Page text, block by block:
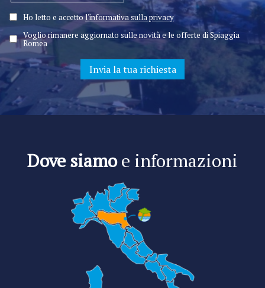
Ho letto e accettol'informativa sulla privacy
Voglio rimanere aggiornato sulle novità e le offerte di Spiaggia
Romea
Dove siamoe informazioni